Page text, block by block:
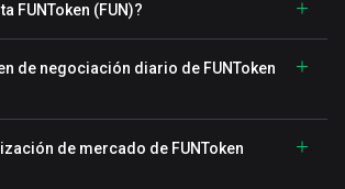
FUNToken (FUN)?
de negociación diario de FUNToken
de mercado de FUNToken